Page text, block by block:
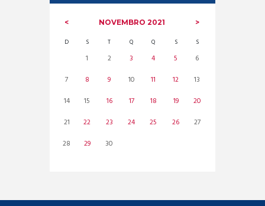
NOVEMBRO 2021
D S T Q Q S S
1 2 3 4 5
6
7
8 9 10 11 12
13
14
15 16 17 18 19
20
21
22 23 24 25 26
27
28
29 30